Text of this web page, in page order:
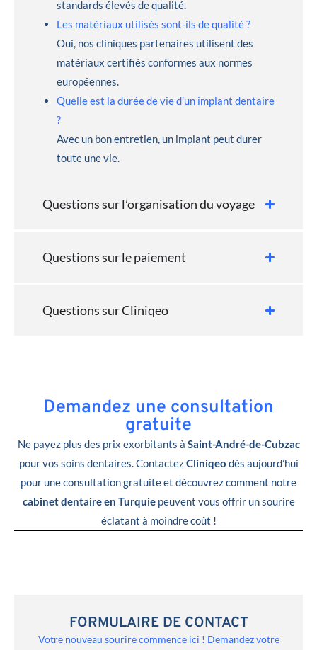
standards élevés de qualité.
Les matériaux utilisés sont-ils de qualité ?
Oui, nos cliniques partenaires utilisent des
matériaux certifiés conformes aux normes
européennes.
Quelle est la durée de vie d’un implant dentaire
?
Avec un bon entretien, un implant peut durer
toute une vie.
Questions sur l’organisation du voyage
Questions sur le paiement
Questions sur Cliniqeo
Demandez une consultation
gratuite
Ne payez plus des prix exorbitants à Saint-André-de-Cubzac
pour vos soins dentaires. ContactezCliniqeo dès aujourd’hui
pour une consultation gratuite et découvrez comment notre
cabinet dentaire en Turquiepeuvent vous offrir un sourire
éclatant à moindre coût !
FORMULAIRE DE CONTACT
Votre nouveau sourire commence ici ! Demandez votre